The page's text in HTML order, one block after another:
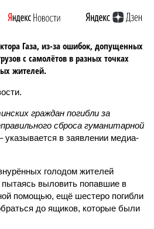
Газа, из-за ошибок, допущенных
с самолётов в разных точках
жителей.
граждан погибли за
сброса гуманитарной
указывается в заявлении медиа-
голодом жителей
пытаясь выловить попавшие в
помощью, ещё шестеро погибли
до ящиков, которые были